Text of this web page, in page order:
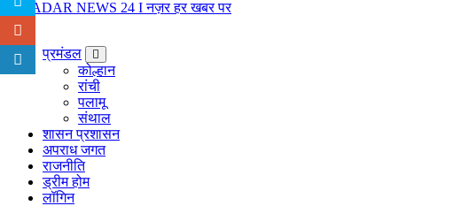
नज़र हर खबर पर
प्रमंडल
कोल्हान
रांची
पलामू
संथाल
शासन प्रशासन
अपराध जगत
राजनीति
ड्रीम होम
लॉगिन